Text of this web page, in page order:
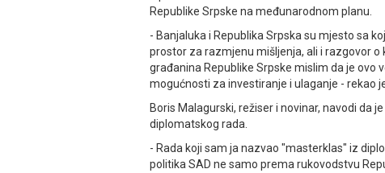
Republike Srpske na međunarodnom planu.
- Banjaluka i Republika Srpska su mjesto sa
prostor za razmjenu mišljenja, ali i razgovor
građanina Republike Srpske mislim da je ovo
mogućnosti za investiranje i ulaganje - rekao
Boris Malagurski, režiser i novinar, navodi da
diplomatskog rada.
- Rada koji sam ja nazvao "masterklas" iz
politika SAD ne samo prema rukovodstvu